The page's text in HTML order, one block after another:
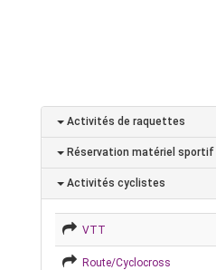
Activités de raquettes
Réservation matériel sportif
Activités cyclistes
VTT
Route/Cyclocross